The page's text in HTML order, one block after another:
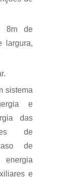
8m de
largura,
sistema
e
das
de
de
e